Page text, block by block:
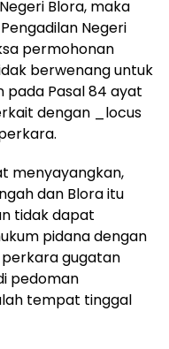
Blora, maka
Negeri
permohonan
berwenang untuk
pada Pasal 84 ayat
dengan _locus
menyayangkan,
dan Blora itu
tidak dapat
pidana dengan
gugatan
pedoman
tempat tinggal